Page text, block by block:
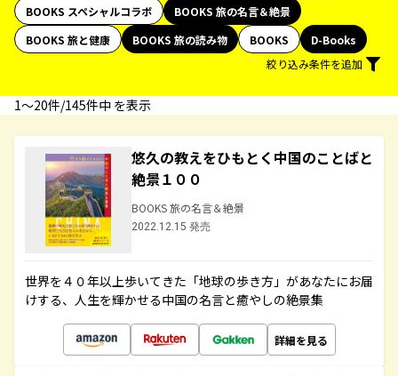
BOOKS スペシャルコラボ
BOOKS 旅の名言＆絶景
BOOKS 旅と健康
BOOKS 旅の読み物 BOOKS
D-Books
絞り込み条件を追加
1〜20件/145件中 を表示
悠久の教えをひもとく中国のことばと
絶景１００
BOOKS 旅の名言＆絶景
2022.12.15 発売
世界を４０年以上歩いてきた「地球の歩き方」があなたにお届
けする、人生を輝かせる中国の名言と癒やしの絶景集
詳細を見る